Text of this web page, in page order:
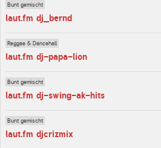
Bunt gemischt
laut.fm dj_bernd
Reggae & Dancehall
laut.fm dj-papa-lion
Bunt gemischt
laut.fm dj-swing-ak-hits
Bunt gemischt
laut.fm djcrizmix